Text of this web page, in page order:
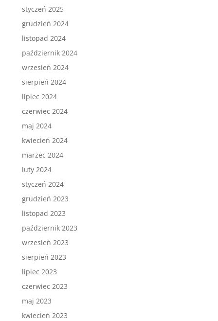
styczeń 2025
grudzień 2024
listopad 2024
październik 2024
wrzesień 2024
sierpień 2024
lipiec 2024
czerwiec 2024
maj 2024
kwiecień 2024
marzec 2024
luty 2024
styczeń 2024
grudzień 2023
listopad 2023
październik 2023
wrzesień 2023
sierpień 2023
lipiec 2023
czerwiec 2023
maj 2023
kwiecień 2023